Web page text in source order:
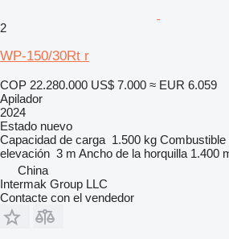
2
WP-150/30Rt r
COP 22.280.000 US$ 7.000 ≈ EUR 6.059
Apilador
2024
Estado nuevo
Capacidad de carga 1.500 kg Combustible
elevación 3 m Ancho de la horquilla 1.400
China
Intermak Group LLC
Contacte con el vendedor